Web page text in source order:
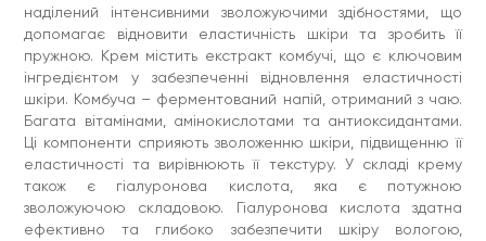
наділений інтенсивними зволожуючими здібностями, що
допомагає відновити еластичність шкіри та зробить її
пружною. Крем містить екстракт комбучі, що є ключовим
інгредієнтом у забезпеченні відновлення еластичності
шкіри. Комбуча – ферментований напій, отриманий з чаю.
Багата вітамінами, амінокислотами та антиоксидантами.
Ці компоненти сприяють зволоженню шкіри, підвищенню її
еластичності та вирівнюють її текстуру. У складі крему
також є гіалуронова кислота, яка є потужною
зволожуючою складовою. Гіалуронова кислота здатна
ефективно та глибоко забезпечити шкіру вологою,